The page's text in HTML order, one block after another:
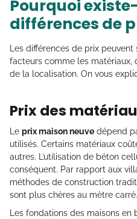
Pourquoi
différences de
Les différences de prix peuvent
facteurs comme les matériaux,
de la localisation. On vous
Prix des
Le prix maison neuve dépend
utilisés. Certains matériaux
autres. L’utilisation de béton
conséquent. Par rapport aux
méthodes de construction
sont plus chères au mètre carré.
Les fondations des maisons en